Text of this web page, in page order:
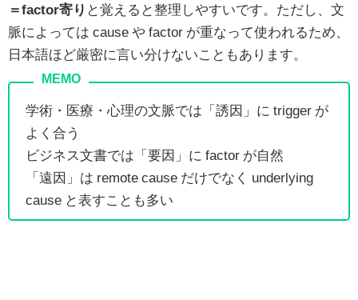
＝factor寄り と覚えると整理しやすいです。ただし、文
脈によっては cause や factor が重なって使われるため、
日本語ほど厳密に言い分けないこともあります。
学術・医療・心理の文脈では「誘因」に trigger が
よく合う
ビジネス文書では「要因」に factor が自然
「遠因」は remote cause だけでなく underlying
cause と表すことも多い